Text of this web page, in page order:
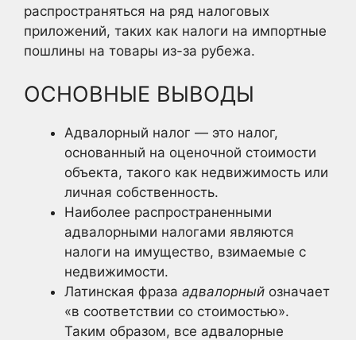
распространяться на ряд налоговых
приложений, таких как налоги на импортные
пошлины на товары из-за рубежа.
ОСНОВНЫЕ ВЫВОДЫ
Адвалорный налог — это налог,
основанный на оценочной стоимости
объекта, такого как недвижимость или
личная собственность.
Наиболее распространенными
адвалорными налогами являются
налоги на имущество, взимаемые с
недвижимости.
Латинская фраза адвалорный означает
«в соответствии со стоимостью».
Таким образом, все адвалорные